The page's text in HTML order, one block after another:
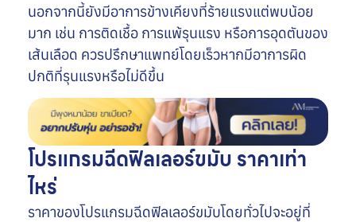
นอกจากนี้ยังมีอาการข้างเคียงที่ร้ายแรงแต่พบน้อย
มาก เช่น การติดเชื้อ การแพ้รุนแรง หรือการอุดตันของ
เส้นเลือด ควรปรึกษาแพทย์โดยเร็วหากมีอาการผิด
ปกติที่รุนแรงหรือไม่ดีขึ้น
โปรแกรมฉีดฟิลเลอร์ขมับ ราคาเท่า
ไหร่
ราคาของโปรแกรมฉีดฟิลเลอร์ขมับโดยทั่วไปจะอยู่ที่